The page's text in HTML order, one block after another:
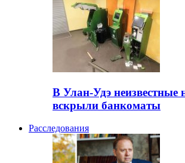
В Улан-Удэ неизвестные
вскрыли банкоматы
Расследования